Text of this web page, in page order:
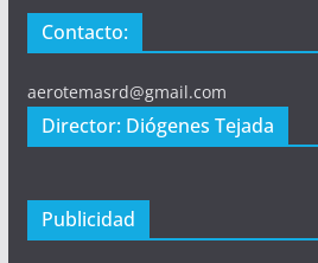
Contacto:
aerotemasrd@gmail.com
Director: Diógenes Tejada
Publicidad